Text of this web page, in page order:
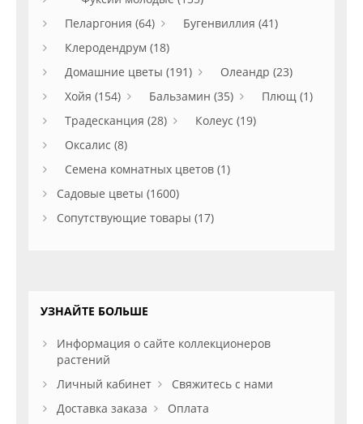
Пеларгония (64)
Бугенвиллия (41)
Клеродендрум (18)
Домашние цветы (191)
Олеандр (23)
Хойя (154)
Бальзамин (35)
Плющ (1)
Традесканция (28)
Колеус (19)
Оксалис (8)
Семена комнатных цветов (1)
Садовые цветы (1600)
Сопутствующие товары (17)
УЗНАЙТЕ БОЛЬШЕ
Информация о сайте коллекционеров
растений
Личный кабинет
Свяжитесь с нами
Доставка заказа
Оплата